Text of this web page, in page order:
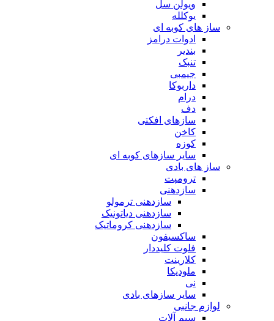
ویولن سل
یوکلله
ساز های کوبه ای
ادوات درامز
بندیر
تنبک
جیمبی
داربوکا
درام
دف
سازهای افکتی
کاخن
کوزه
سایر سازهای کوبه ای
ساز های بادی
ترومپت
سازدهنی
سازدهنی ترمولو
سازدهنی دیاتونیک
سازدهنی کروماتیک
ساکسیفون
فلوت کلیددار
کلارینت
ملودیکا
نی
سایر سازهای بادی
لوازم جانبی
سیم آلات